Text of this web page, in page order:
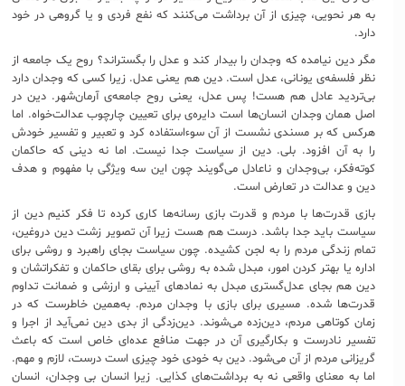
به هر نحویی، چیزی از آن برداشت می‌کنند که نفع فردی و یا گروهی در خود
دارد.
مگر دین نیامده که وجدان را بیدار کند و عدل را بگستراند؟ روح یک جامعه از
نظر فلسفه‌ی یونانی، عدل است. دین هم یعنی عدل. زیرا کسی که وجدان دارد
بی‌تردید عادل هم هست! پس عدل، یعنی روح جامعه‌ی آرمان‌شهر. دین در
اصل همان وجدان انسان‌ها است دایره‌ی برای تعیین چارچوب عدالت‌خواه. اما
هرکس که بر مسندی نشست از آن سوءاستفاده کرد و تعبیر و تفسیر خودش
را به آن افزود. بلی. دین از سیاست جدا نیست. اما نه دینی که حاکمان
کوته‌فکر، بی‌وجدان و ناعادل می‌گویند چون این سه ویژگی با مفهوم و هدف
دین و عدالت در تعارض است.
بازی قدرت‌ها با مردم و قدرت بازی رسانه‌ها کاری کرده تا فکر کنیم دین از
سیاست باید جدا باشد. درست هم هست زیرا آن تصویر زشت دین دروغین،
تمام زندگی مردم را به لجن کشیده. چون سیاست بجای راهبرد و روشی برای
اداره یا بهتر کردن امور، مبدل شده به روشی برای بقای حاکمان و تفکراتشان و
دین هم بجای عدل‌گستری مبدل به نمادهای آیینی و ارزشی و ضمانت تداوم
قدرت‌ها شده. مسیری برای بازی با وجدان مردم. به‌همین خاطرست که در
زمان کوتاهی مردم، دین‌زده می‌شوند. دین‌زدگی از بدی دین نمی‌آید از اجرا و
تفسیر نادرست و بکارگیری آن در جهت منافع عده‌ای خاص است که باعث
گریزانی مردم از آن می‌شود. دین به خودی خود چیزی است درست، لازم و مهم.
اما به معنای واقعی نه به برداشت‌های کذایی. زیرا انسان بی وجدان، انسان